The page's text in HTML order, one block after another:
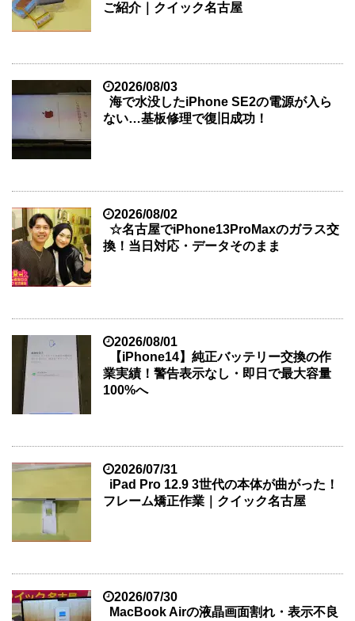
ご紹介｜クイック名古屋
2026/08/03
海で水没したiPhone SE2の電源が入ら
ない…基板修理で復旧成功！
2026/08/02
☆名古屋でiPhone13ProMaxのガラス交
換！当日対応・データそのまま
2026/08/01
【iPhone14】純正バッテリー交換の作
業実績！警告表示なし・即日で最大容量
100%へ
2026/07/31
iPad Pro 12.9 3世代の本体が曲がった！
フレーム矯正作業｜クイック名古屋
2026/07/30
MacBook Airの液晶画面割れ・表示不良